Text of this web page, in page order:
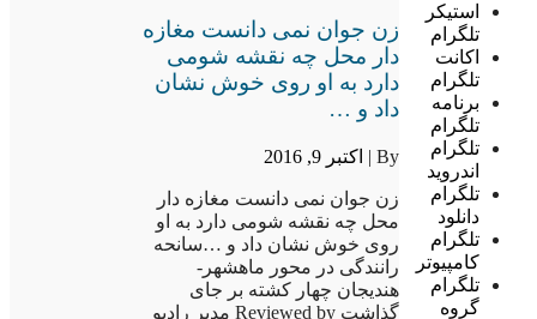
استیکر
تلگرام
اکانت
تلگرام
برنامه
تلگرام
تلگرام
اندروید
تلگرام
دانلود
تلگرام
کامپیوتر
تلگرام
گروه
زن جوان نمی دانست مغازه
دار محل چه نقشه شومی
دارد به او روی خوش نشان
داد و …
By | اکتبر 9, 2016
زن جوان نمی دانست مغازه دار
محل چه نقشه شومی دارد به او
روی خوش نشان داد و …سانحه
رانندگی در محور ماهشهر-
هندیجان چهار کشته بر جای
گذاشت Reviewed by مدیر رادیو